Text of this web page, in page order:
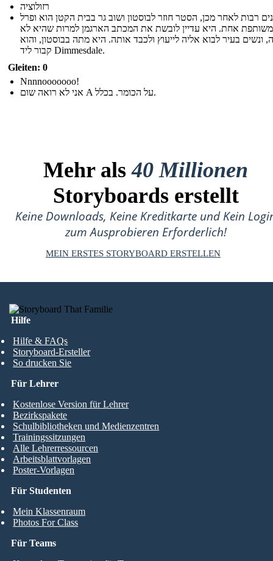
רזולוציה
רבות לאחר מכן, הסטר חוזר לבוסטון ושוב גר בבית הקטן הוא ופרל
משותפת אחת. היא עדיין לובשת את המכתב הארגמן למרות שהיא לא
ונשים בעיר לבוא אליה לייעוץ ולכבד אותה. היא מתה בבוסטון, והוא
קבור ליד Dimmesdale.
Gleiten: 0
Nnnnooooooo!
אני לא רואה שום A על הכומר. בכלל.
Mehr als40 Millionen
Storyboards erstellt
Keine Downloads, Keine Kreditkarte und Kein
zum Ausprobieren Erforderlich!
MEIN ERSTES STORYBOARD ERSTELLEN
Hilfe
Hilfe & FAQs
Storyboard-Ersteller
So drucken Sie
Für Studenten
Mein Klassenraum
Photos For Class
Für Lehrer
Kostenlose Version für Lehrer
Bezirkspakete
Schulbibliotheken und Medienzentren
Trainingssitzungen
Alle Lehrerressourcen
Arbeitsblattvorlagen
Poster-Vorlagen
Für Teams